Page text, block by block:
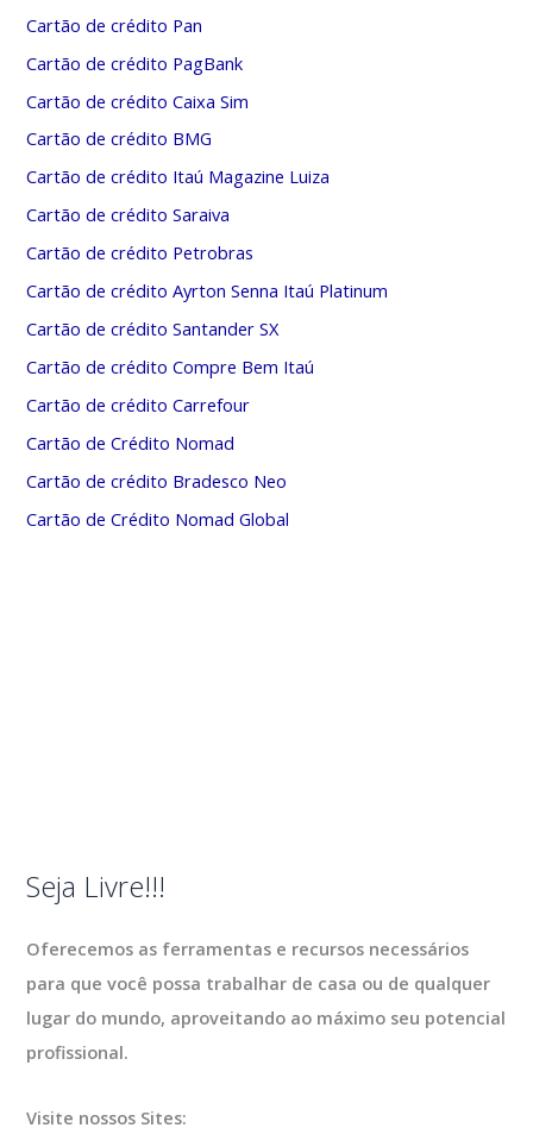
Cartão de crédito Pan
Cartão de crédito PagBank
Cartão de crédito Caixa Sim
Cartão de crédito BMG
Cartão de crédito Itaú Magazine Luiza
Cartão de crédito Saraiva
Cartão de crédito Petrobras
Cartão de crédito Ayrton Senna Itaú Platinum
Cartão de crédito Santander SX
Cartão de crédito Compre Bem Itaú
Cartão de crédito Carrefour
Cartão de Crédito Nomad
Cartão de crédito Bradesco Neo
Cartão de Crédito Nomad Global
Seja Livre!!!
Oferecemos as ferramentas e recursos necessários
para que você possa trabalhar de casa ou de qualquer
lugar do mundo, aproveitando ao máximo seu potencial
profissional.
Visite nossos Sites: